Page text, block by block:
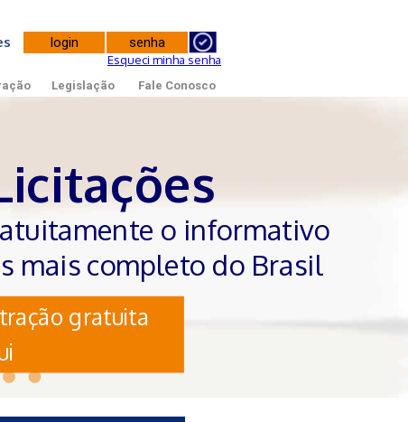
Esqueci minha senha
Legislação Fale Conosco
o informativo
mais completo do Brasil
gratuita